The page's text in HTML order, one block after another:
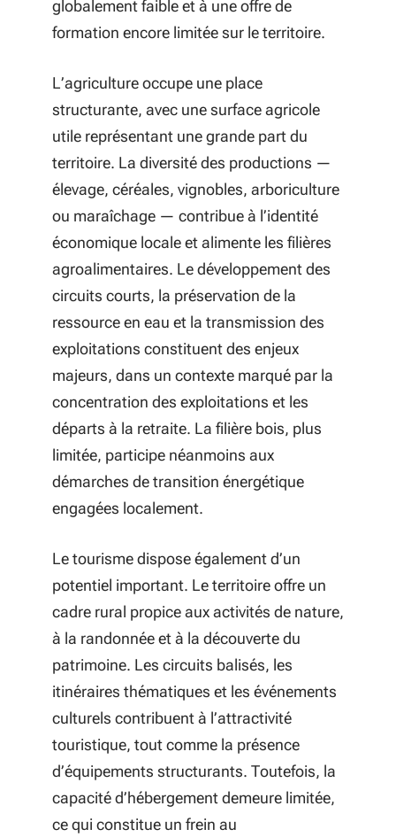
globalement faible et à une offre de
formation encore limitée sur le territoire.
L’agriculture occupe une place
structurante, avec une surface agricole
utile représentant une grande part du
territoire. La diversité des productions —
élevage, céréales, vignobles, arboriculture
ou maraîchage — contribue à l’identité
économique locale et alimente les filières
agroalimentaires. Le développement des
circuits courts, la préservation de la
ressource en eau et la transmission des
exploitations constituent des enjeux
majeurs, dans un contexte marqué par la
concentration des exploitations et les
départs à la retraite. La filière bois, plus
limitée, participe néanmoins aux
démarches de transition énergétique
engagées localement.
Le tourisme dispose également d’un
potentiel important. Le territoire offre un
cadre rural propice aux activités de nature,
à la randonnée et à la découverte du
patrimoine. Les circuits balisés, les
itinéraires thématiques et les événements
culturels contribuent à l’attractivité
touristique, tout comme la présence
d’équipements structurants. Toutefois, la
capacité d’hébergement demeure limitée,
ce qui constitue un frein au